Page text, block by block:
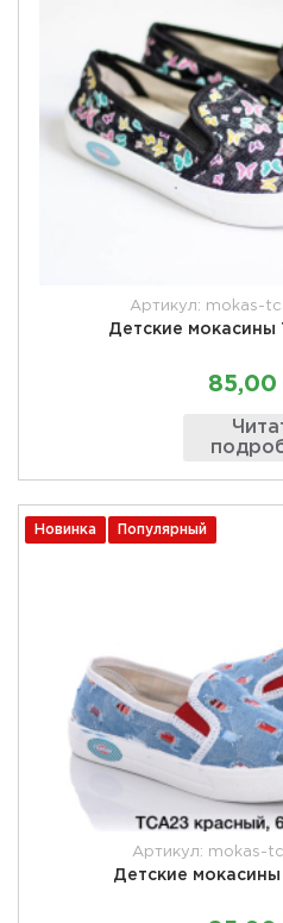
Артикул: mokas-
Детские мокасины
85,00
Новинка Популярный
Артикул: mokas-
Детские